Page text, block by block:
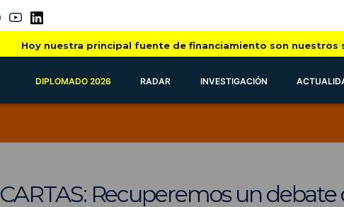
Hoy nuestra principal fuente de financiamiento son nuestros
DIPLOMADO 2026 RADAR INVESTIGACIÓN
CARTAS: Recuperemos un